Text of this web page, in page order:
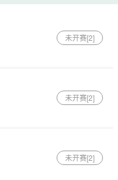
未开赛[2]
未开赛[2]
未开赛[2]